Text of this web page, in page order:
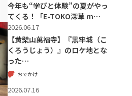
今年も“学びと体験”の夏がやっ
てくる！「E-TOKO深草 m…
2026.06.17
【黄檗山萬福寺】『黒牢城（こ
くろうじょう）』のロケ地とな
った…
おでかけ
2026.07.16